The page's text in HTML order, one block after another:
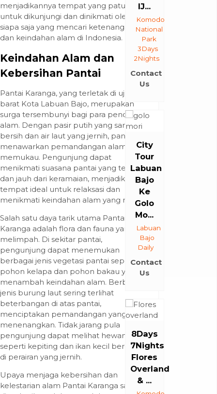
menjadikannya tempat yang patut
untuk dikunjungi dan dinikmati oleh
siapa saja yang mencari ketenangan
dan keindahan alam di Indonesia.
Keindahan Alam dan
Kebersihan Pantai
Pantai Karanga, yang terletak di ujung
barat Kota Labuan Bajo, merupakan
surga tersembunyi bagi para pencinta
alam. Dengan pasir putih yang sangat
bersih dan air laut yang jernih, pantai ini
menawarkan pemandangan alam yang
memukau. Pengunjung dapat
menikmati suasana pantai yang tenang
dan jauh dari keramaian, menjadikannya
tempat ideal untuk relaksasi dan
menikmati keindahan alam yang murni.
Salah satu daya tarik utama Pantai
Karanga adalah flora dan fauna yang
melimpah. Di sekitar pantai,
pengunjung dapat menemukan
berbagai jenis vegetasi pantai seperti
pohon kelapa dan pohon bakau yang
menambah keindahan alam. Berbagai
jenis burung laut sering terlihat
beterbangan di atas pantai,
menciptakan pemandangan yang
menenangkan. Tidak jarang pula
pengunjung dapat melihat hewan laut
seperti kepiting dan ikan kecil berenang
di perairan yang jernih.
Upaya menjaga kebersihan dan
kelestarian alam Pantai Karanga sangat
IJ...
Komodo
National
Park
3Days
2Nights
Contact
Us
City
Tour
Labuan
Bajo
Ke
Golo
Mo...
Labuan
Bajo
Daily
Contact
Us
8Days
7Nights
Flores
Overland
& ...